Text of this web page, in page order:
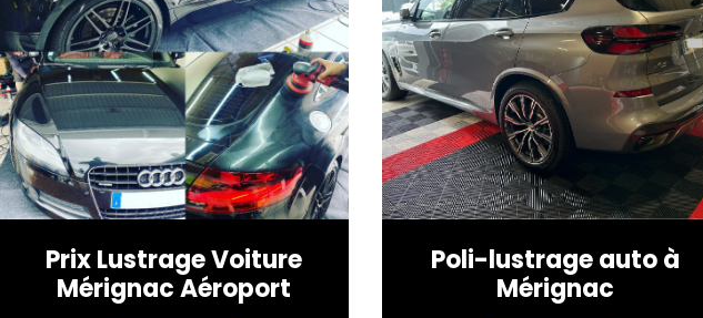
Prix Lustrage Voiture
Mérignac Aéroport
Poli-lustrage auto à
Mérignac